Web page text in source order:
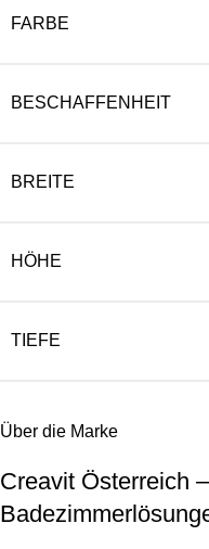
FARBE
BESCHAFFENHEIT
BREITE
HÖHE
TIEFE
Über die Marke
Creavit Österreich